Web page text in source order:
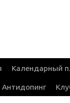
Календарный
Антидопинг